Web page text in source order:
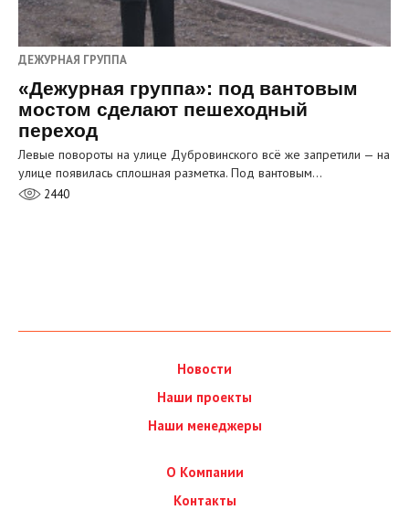
ДЕЖУРНАЯ ГРУППА
«Дежурная группа»: под вантовым
мостом сделают пешеходный
переход
Левые повороты на улице Дубровинского всё же запретили — на
улице появилась сплошная разметка. Под вантовым…
2440
Новости
Наши проекты
Наши менеджеры
О Компании
Контакты